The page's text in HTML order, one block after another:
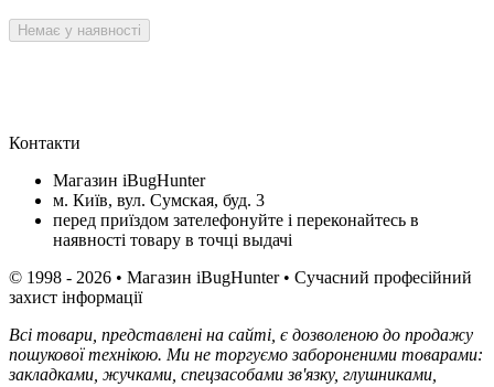
Немає у наявності
Контакти
Магазин iBugHunter
м. Київ, вул. Сумская, буд. 3
перед приїздом зателефонуйте і переконайтесь в
наявності товару в точці выдачі
© 1998 - 2026 • Магазин iBugHunter • Сучасний професійний
захист інформації
Всі товари, представлені на сайті, є дозволеною до продажу
пошукової технікою. Ми не торгуємо забороненими товарами:
закладками, жучками, спецзасобами зв'язку, глушниками,